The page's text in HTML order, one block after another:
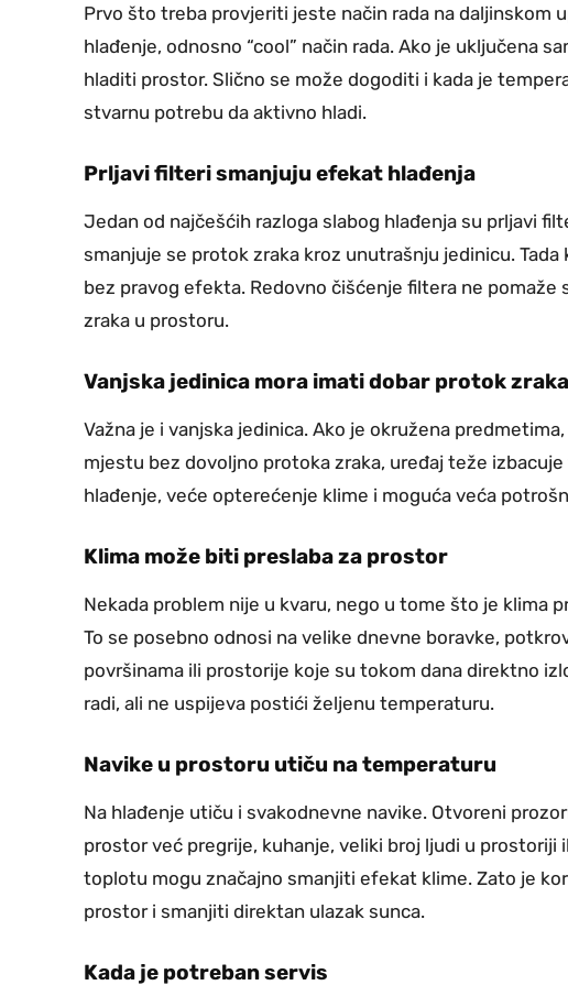
Prvo što treba provjeriti jeste način rada na daljinskom
hlađenje, odnosno “cool” način rada. Ako je uključena
hladiti prostor. Slično se može dogoditi i kada je
stvarnu potrebu da aktivno hladi.
Prljavi filteri smanjuju efekat hlađenja
Jedan od najčešćih razloga slabog hlađenja su prljavi
smanjuje se protok zraka kroz unutrašnju jedinicu.
bez pravog efekta. Redovno čišćenje filtera ne
zraka u prostoru.
Vanjska jedinica mora imati dobar protok zraka
Važna je i vanjska jedinica. Ako je okružena
mjestu bez dovoljno protoka zraka, uređaj teže
hlađenje, veće opterećenje klime i moguća veća
Klima može biti preslaba za prostor
Nekada problem nije u kvaru, nego u tome što je klima
To se posebno odnosi na velike dnevne boravke,
površinama ili prostorije koje su tokom dana direktno
radi, ali ne uspijeva postići željenu temperaturu.
Navike u prostoru utiču na temperaturu
Na hlađenje utiču i svakodnevne navike. Otvoreni
prostor već pregrije, kuhanje, veliki broj ljudi u prostoriji
toplotu mogu značajno smanjiti efekat klime. Zato je
prostor i smanjiti direktan ulazak sunca.
Kada je potreban servis